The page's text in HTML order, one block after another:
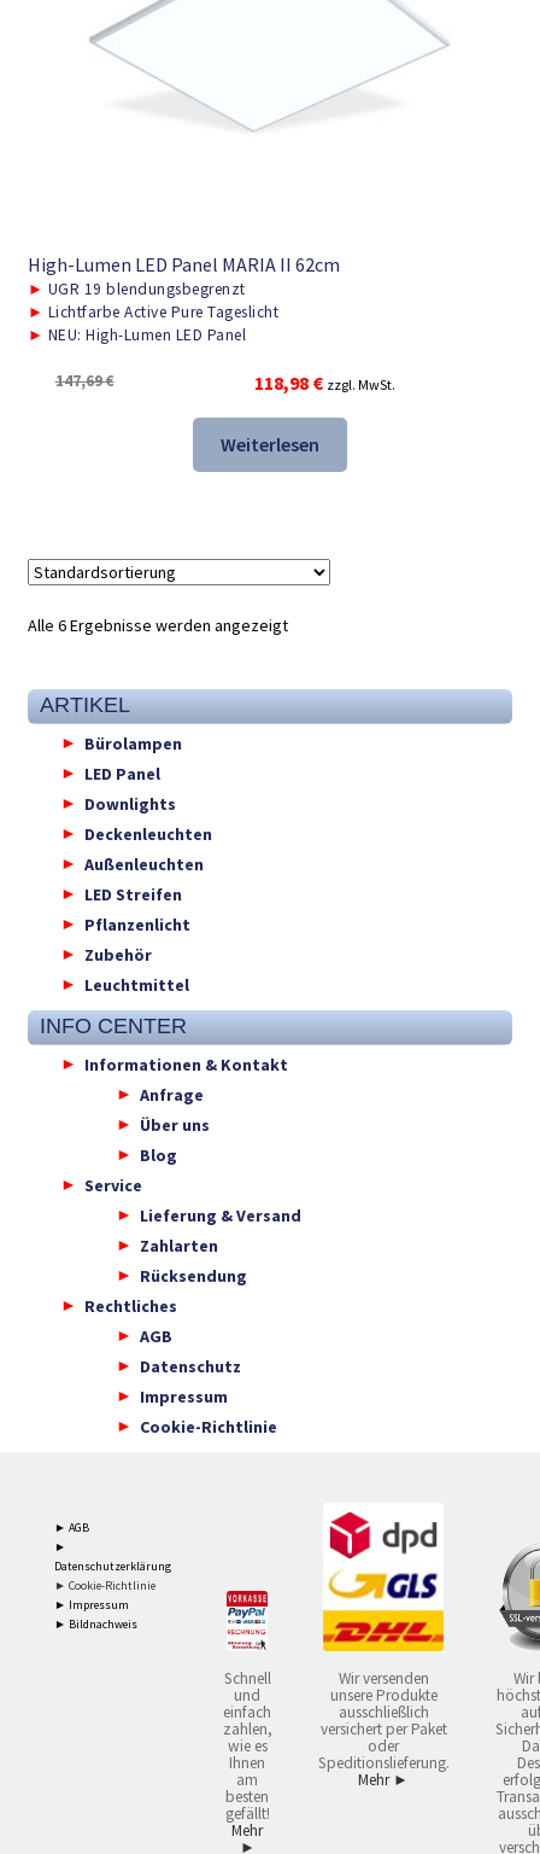
High-Lumen LED Panel MARIA II 62cm
► UGR 19 blendungsbegrenzt
► Lichtfarbe Active Pure Tageslicht
► NEU: High-Lumen LED Panel
147,69€
Ursprünglicher
Preis
war:
147,69 €
118,98 €Aktueller
Preis
118,98 €.
zzgl. MwSt.
Weiterlesen
Alle 6 Ergebnisse werden angezeigt
ARTIKEL
Bürolampen
LED Panel
Downlights
Deckenleuchten
Außenleuchten
LED Streifen
Pflanzenlicht
Zubehör
Leuchtmittel
INFO CENTER
Informationen & Kontakt
Anfrage
Über uns
Blog
Service
Lieferung & Versand
Zahlarten
Rücksendung
Rechtliches
AGB
Datenschutz
Impressum
Cookie-Richtlinie
► AGB
►
Datenschutzerklärung
► Cookie-Richtlinie
► Impressum
► Bildnachweis
Schnell
und
einfach
zahlen,
wie es
Ihnen
am
besten
gefällt!
Mehr
►
Wir versenden
unsere Produkte
ausschließlich
versichert per Paket
oder
Speditionslieferung.
Mehr ►
Wir